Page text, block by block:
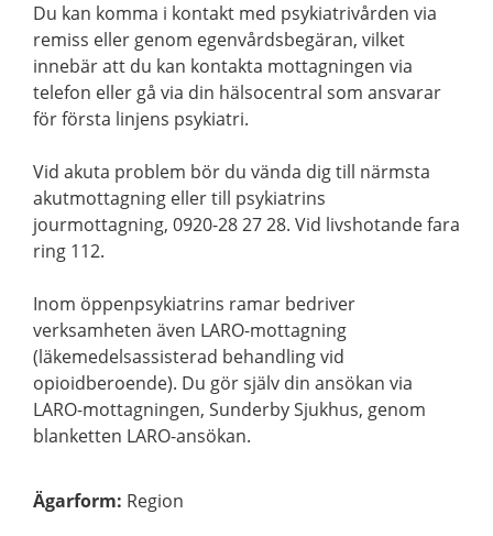
Du kan komma i kontakt med psykiatrivården via
remiss eller genom egenvårdsbegäran, vilket
innebär att du kan kontakta mottagningen via
telefon eller gå via din hälsocentral som ansvarar
för första linjens psykiatri.
Vid akuta problem bör du vända dig till närmsta
akutmottagning eller till psykiatrins
jourmottagning, 0920-28 27 28. Vid livshotande fara
ring 112.
Inom öppenpsykiatrins ramar bedriver
verksamheten även LARO-mottagning
(läkemedelsassisterad behandling vid
opioidberoende). Du gör själv din ansökan via
LARO-mottagningen, Sunderby Sjukhus, genom
blanketten LARO-ansökan.
Ägarform: Region